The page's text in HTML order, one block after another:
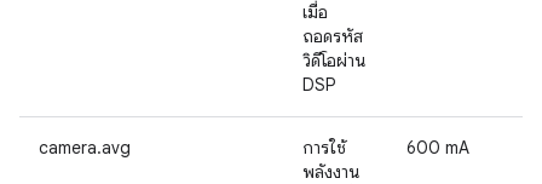
เมื่อ
ถอดรหัส
วิดีโอผ่าน
DSP
camera.avg
การใช้
พลังงาน
600 mA